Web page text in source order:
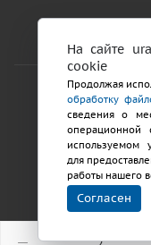
На сайте
cookie
Продолжая
обработку
сведения о
используемом
для
работы нашего
Согласен